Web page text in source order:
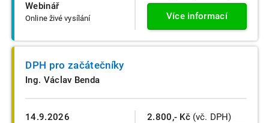
Webinář
Online živé vysílání Více informací
14.9.2026
DPH pro začátečníky
Ing. Václav Benda
2.800,- Kč (vč. DPH)